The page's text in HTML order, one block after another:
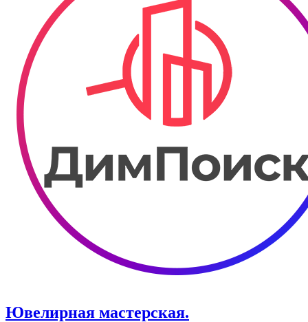
Ювелирная мастерская.